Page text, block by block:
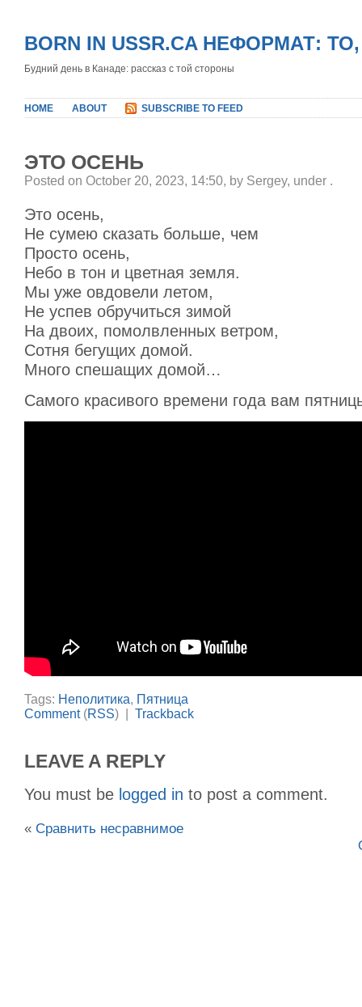
BORN IN USSR.CA НЕФОРМАТ:
Будний день в Канаде: рассказ с той стороны
HOME ABOUT SUBSCRIBE TO FEED
ЭТО ОСЕНЬ
Posted on October 20, 2023, 14:50, by Sergey, under .
Это осень,
Не сумею сказать больше, чем
Просто осень,
Небо в тон и цветная земля.
Мы уже овдовели летом,
Не успев обручиться зимой
На двоих, помолвленных ветром,
Сотня бегущих домой.
Много спешащих домой…
Самого красивого времени года вам
Tags: Неполитика, Пятница
Comment(RSS) | Trackback
LEAVE A REPLY
You must be logged in to post a comment.
« Сравнить несравнимое